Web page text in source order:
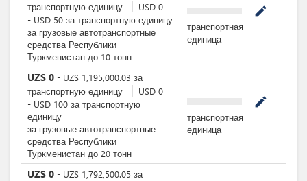
транспортную единицу
USD 0
- USD 50 за транспортную единицу
за грузовые автотранспортные
средства Республики
Туркменистан до 10 тонн
mode_edit
транспортная
единица
UZS 0 - UZS 1,195,000.03 за
транспортную единицу
USD 0
- USD 100 за транспортную
единицу
за грузовые автотранспортные
средства Республики
Туркменистан до 20 тонн
mode_edit
транспортная
единица
UZS 0 - UZS 1,792,500.05 за